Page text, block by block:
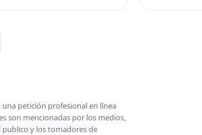
petición profesional en línea
son mencionadas por los medios,
publico y los tomadores de